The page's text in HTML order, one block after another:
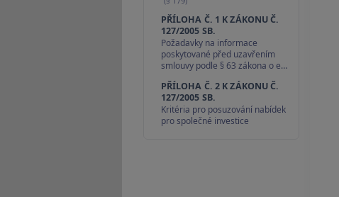
PŘÍLOHA Č. 1 K ZÁKONU Č.
127/2005 SB.
Požadavky na informace
poskytované před uzavřením
smlouvy podle § 63 zákona o e…
PŘÍLOHA Č. 2 K ZÁKONU Č.
127/2005 SB.
Kritéria pro posuzování nabídek
pro společné investice